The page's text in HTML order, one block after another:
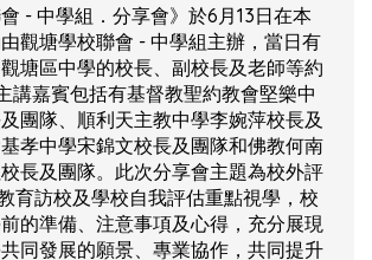
會 - 中學組．分享會》於6月13日在本
觀塘學校聯會 - 中學組主辦，當日有
塘區中學的校長、副校長及老師等約
講嘉賓包括有基督教聖約教會堅樂中
團隊、順利天主教中學李婉萍校長及
孝中學宋錦文校長及團隊和佛教何南
長及團隊。此次分享會主題為校外評
育訪校及學校自我評估重點視學，校
的準備、注意事項及心得，充分展現
同發展的願景、專業協作，共同提升